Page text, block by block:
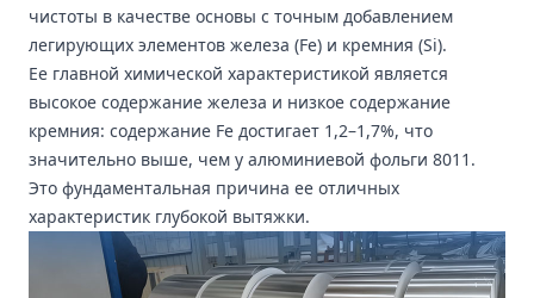
чистоты в качестве основы с точным добавлением
легирующих элементов железа (Fe) и кремния (Si).
Ее главной химической характеристикой является
высокое содержание железа и низкое содержание
кремния: содержание Fe достигает 1,2–1,7%, что
значительно выше, чем у алюминиевой фольги 8011 .
Это фундаментальная причина ее отличных
характеристик глубокой вытяжки.